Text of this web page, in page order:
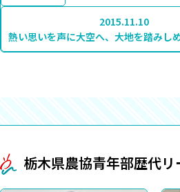
2015.11.10
熱い思いを声に大空へ、大地を踏みし
栃木県農協青年部歴代リ